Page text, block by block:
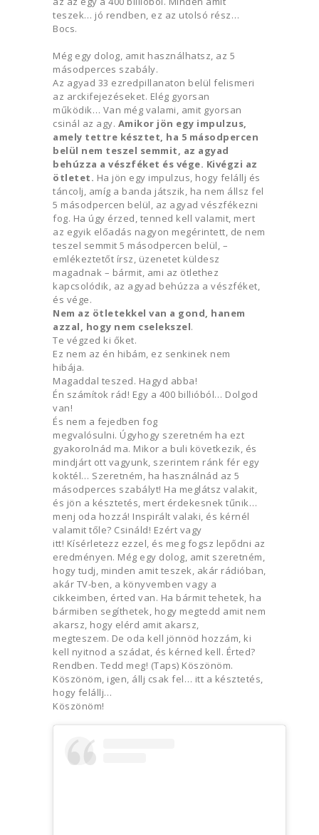
teszek… jó rendben, ez az utolsó rész…
Bocs.
Még egy dolog, amit használhatsz, az 5
másodperces szabály.
Az agyad 33 ezredpillanaton belül felismeri
az arckifejezéseket. Elég gyorsan
működik… Van még valami, amit gyorsan
csinál az agy. Amikor jön egy impulzus,
amely tettre késztet, ha 5 másodpercen
belül nem teszel semmit, az agyad
behúzza a vészféket és vége. Kivégzi az
ötletet. Ha jön egy impulzus, hogy felállj és
táncolj, amíg a banda játszik, ha nem állsz fel
5 másodpercen belül, az agyad vészfékezni
fog. Ha úgy érzed, tenned kell valamit, mert
az egyik előadás nagyon megérintett, de nem
teszel semmit 5 másodpercen belül, –
emlékeztetőt írsz, üzenetet küldesz
magadnak – bármit, ami az ötlethez
kapcsolódik, az agyad behúzza a vészféket,
és vége.
Nem az ötletekkel van a gond, hanem
azzal, hogy nem cselekszel.
Te végzed ki őket.
Ez nem az én hibám, ez senkinek nem
hibája.
Magaddal teszed. Hagyd abba!
Én számítok rád! Egy a 400 billióból… Dolgod
van!
És nem a fejedben fog
megvalósulni. Úgyhogy szeretném ha ezt
gyakorolnád ma. Mikor a buli következik, és
mindjárt ott vagyunk, szerintem ránk fér egy
koktél… Szeretném, ha használnád az 5
másodperces szabályt! Ha meglátsz valakit,
és jön a késztetés, mert érdekesnek tűnik…
menj oda hozzá! Inspirált valaki, és kérnél
valamit tőle? Csináld! Ezért vagy
itt! Kísérletezz ezzel, és meg fogsz lepődni az
eredményen. Még egy dolog, amit szeretném,
hogy tudj, minden amit teszek, akár rádióban,
akár TV-ben, a könyvemben vagy a
cikkeimben, érted van. Ha bármit tehetek, ha
bármiben segíthetek, hogy megtedd amit nem
akarsz, hogy elérd amit akarsz,
megteszem. De oda kell jönnöd hozzám, ki
kell nyitnod a szádat, és kérned kell. Érted?
Rendben. Tedd meg! (Taps) Köszönöm.
Köszönöm, igen, állj csak fel… itt a késztetés,
hogy felállj…
Köszönöm!